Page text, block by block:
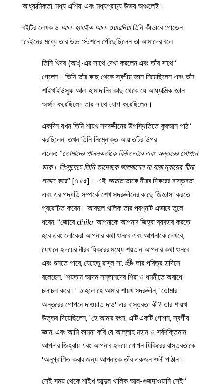
আধ্যাত্মিকতা, মধ্য এশিয়া এবং মধ্যপ্রাচ্য উভয় অঞ্চলেই।
বইটির লেখক ড আল-হাদাইক আল-ওয়ারদিয়াতিনি কীভাবে গোল্ডেন
চেইনের মধ্যে তার উচ্চ স্টেশনে পৌঁছেছিলেন তা আমাদের বলে:
“তিনি খিদর (আঃ)-এর সাথে দেখা করলেন এবং তাঁর সাথে
গেলেন। তিনি তাঁর কাছ থেকে স্বর্গীয় জ্ঞান নিয়েছিলেন এবং তাঁর
শাইখ ইউসুফ আল-হামাদানির কাছ থেকে যে আধ্যাত্মিক জ্ঞান
অর্জন করেছিলেন তার সাথে যোগ করেছিলেন।
“একদিন যখন তিনি শায়খ সদরুদ্দীনের উপস্থিতিতে কুরআন পাঠ
করছিলেন, তখন তিনি নিম্নোক্ত আয়াতটির উপর
এলেন: “তোমাদের পালনকর্তাকে বিনীতভাবে এবং অন্তরের গোপনে
ডাক। নিঃসন্দেহে তিনি তাদেরকে ভালবাসেন না যারা ন্যায়ের সীমা
লঙ্ঘন করে"[৭:৫৫]। এই আয়াততাকে নীরব যিকরের বাস্তবতা
এবং এর পদ্ধতি সম্পর্কে শেখ সদরুদ্দীনের কাছে জিজ্ঞাসা করতে
প্ররোচিত করেন। আবদুল খালিক তার প্রশ্নটি এভাবে তুলে
ধরেন: “জোরেdhikrআপনাকে আপনার জিহ্বা ব্যবহার করতে
হবে এবং লোকেরা আপনার কথা শুনবে এবং আপনাকে দেখবে,
যেখানে হৃদয়ের নীরব যিকরের মধ্যে শয়তান আপনার কথা শুনবে
এবং শুনতে পাবে, যেহেতু রাসূল সা.
তার পবিত্র হাদিসে
বলেছেন: 'শয়তান আদম সন্তানদের শিরা ও ধমনীতে অবাধে
চলাচল করে।' তাহলে হে আমার শায়খ সদরুদ্দীন, 'তোমার
অন্তরের গোপনে দাওয়াত দাও' এর বাস্তবতা কী? তার শায়খ
উত্তর দিয়েছিলেন, 'হে আমার বৎস, এটি একটি গোপন, স্বর্গীয়
জ্ঞান, এবং আমি কামনা করি যে আল্লাহ মহান ও সর্বশক্তিমান
আপনার জিহ্বায় এবং আপনার হৃদয়ে গোপন যিকিরের বাস্তবতাকে
অনুপ্রাণিত করার জন্য আপনাকে তাঁর একজন ওলী পাঠান।'
“সেই সময় থেকে শাইখ আব্দুল খালিক আল-গুজদাওয়ানি সেই